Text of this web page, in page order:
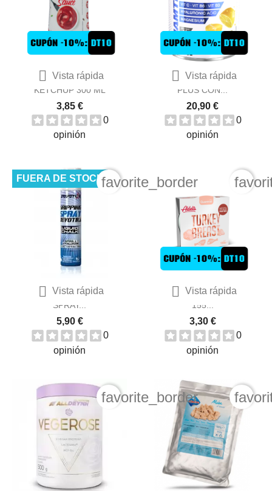
 Vista rápida
QUAMTRAX SAUCE
KETCHUP 300 ML
3,85 €
0
opinión
 Vista rápida
QUAMTRAX COLLAGEN
PLUS CON...
20,90 €
0
opinión
 Vista rápida
DEVOTIKA GRIPPING GEL
SPRAY...
5,90 €
0
opinión
FUERA DE STOCKfavorite_border
 Vista rápida
QUAMTRAX LATA DE PAVO
155...
3,30 €
0
opinión
favorite_border